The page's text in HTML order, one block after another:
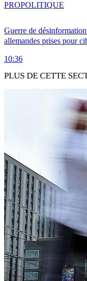
Guerre de
allemandes prises pour
10:36
PROPOLITIQUE
PLUS DE CETTE